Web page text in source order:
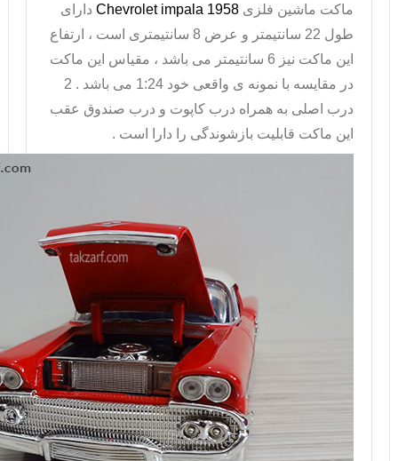
ماکت ماشین فلزی Chevrolet impala 1958 دارای
طول 22 سانتیمتر و عرض 8 سانتیمتری است ، ارتفاع
این ماکت نیز 6 سانتیمتر می باشد ، مقیاس این ماکت
در مقایسه با نمونه ی واقعی خود 1:24 می باشد . 2
درب اصلی به همراه درب کاپوت و درب صندوق عقب
این ماکت قابلیت بازشوندگی را دارا است .